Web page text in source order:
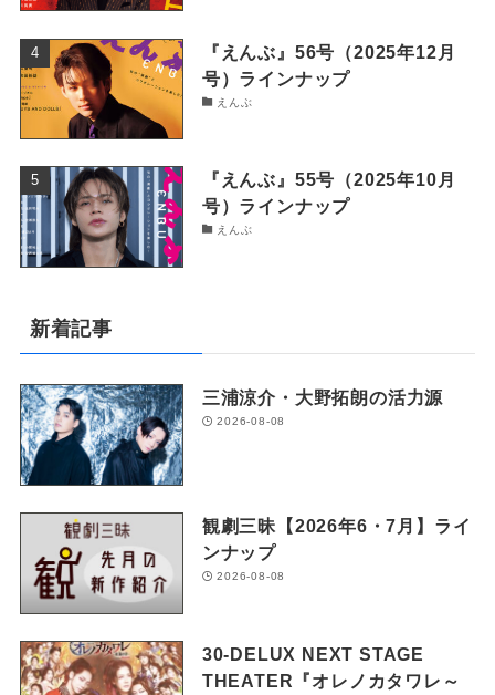
『えんぶ』56号（2025年12月
号）ラインナップ
えんぶ
『えんぶ』55号（2025年10月
号）ラインナップ
えんぶ
新着記事
三浦涼介・大野拓朗の活力源
2026-08-08
観劇三昧【2026年6・7月】ライ
ンナップ
2026-08-08
30-DELUX NEXT STAGE
THEATER『オレノカタワレ～